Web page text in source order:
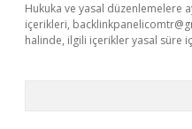
Hukuka ve yasal düzenlemelere
içerikleri,
halinde, ilgili içerikler yasal süre